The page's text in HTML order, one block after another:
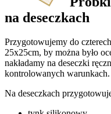
na deseczkach
Przygotowujemy do
25x25cm, by można było
nakładamy na deseczki
kontrolowanych warunkach.
Na deseczkach